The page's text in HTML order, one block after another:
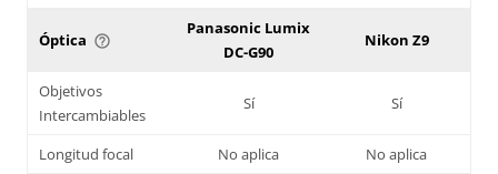
Óptica help_outline
Panasonic Lumix
DC-G90
Nikon Z9
Objetivos
Intercambiables
Sí Sí
Longitud focal No aplica
No aplica